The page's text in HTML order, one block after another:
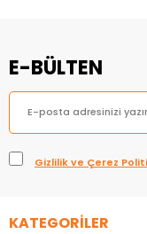
E-BÜLTEN
Gizlilik ve Çerez
KATEGORİLER